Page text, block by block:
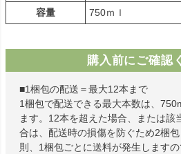
容量
750ｍｌ
購入前にご確認
■1梱包の配送＝最大12本まで
1梱包で配送できる最大本数は、
ます。12本を超えた場合、または該
合は、配送時の損傷を防ぐため2梱
則、1梱包ごとに送料が発生します